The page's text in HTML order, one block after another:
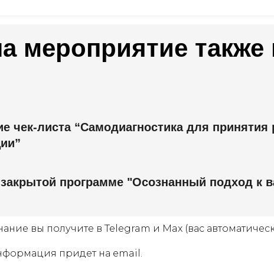
мероприятие также
чек-листа “Самодиагностика для
программе "Осознанный подход к
вы получите в Telegram и Max (вас
придет на email.